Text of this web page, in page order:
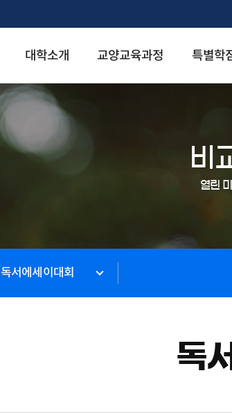
대학소개 교양교육과정 특별학
비
열린
독서에세이대회
독